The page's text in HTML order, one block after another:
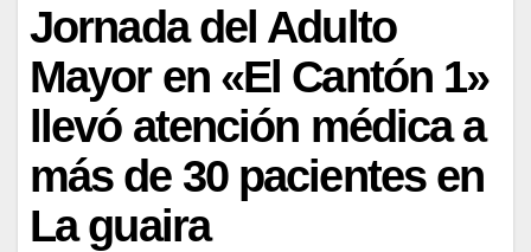
Jornada del Adulto
Mayor en «El Cantón 1»
llevó atención médica a
más de 30 pacientes en
La guaira